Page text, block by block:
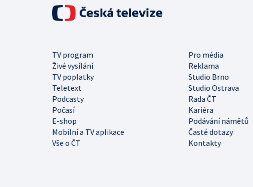
TV program
Pro média
Živé vysílání
Reklama
TV poplatky
Studio Brno
Teletext
Studio Ostrava
Podcasty
Rada ČT
Počasí
Kariéra
E-shop
Podávání námětů
Mobilní a TV aplikace
Časté dotazy
Vše o ČT
Kontakty